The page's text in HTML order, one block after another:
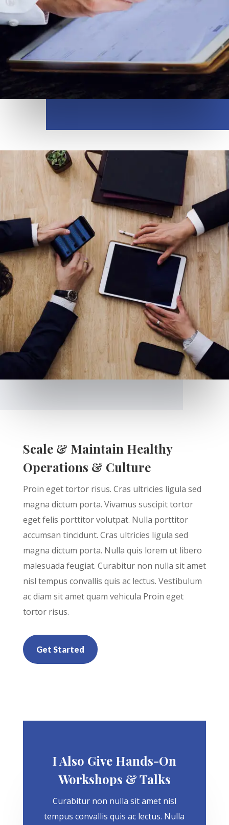
Scale & Maintain Healthy
Operations & Culture
Proin eget tortor risus. Cras ultricies ligula sed
magna dictum porta. Vivamus suscipit tortor
eget felis porttitor volutpat. Nulla porttitor
accumsan tincidunt. Cras ultricies ligula sed
magna dictum porta. Nulla quis lorem ut libero
malesuada feugiat. Curabitur non nulla sit amet
nisl tempus convallis quis ac lectus. Vestibulum
ac diam sit amet quam vehicula Proin eget
tortor risus.
Get Started
I Also Give Hands-On
Workshops & Talks
Curabitur non nulla sit amet nisl
tempus convallis quis ac lectus. Nulla